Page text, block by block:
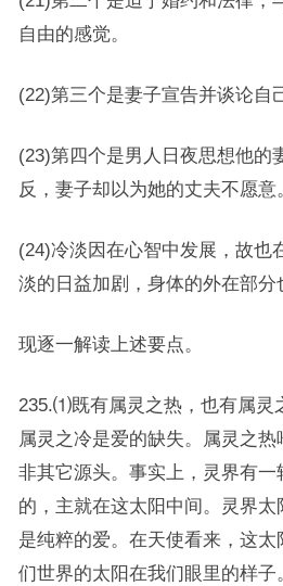
自由的感觉。
(22)第三个是妻子宣告并谈论自
(23)第四个是男人日夜思想他的
反，妻子却以为她的丈夫不愿意
(24)冷淡因在心智中发展，故也
淡的日益加剧，身体的外在部分
现逐一解读上述要点。
235.⑴既有属灵之热，也有属灵
属灵之冷是爱的缺失。属灵之
非其它源头。事实上，灵界有一
的，主就在这太阳中间。灵界
是纯粹的爱。在天使看来，这
们世界的太阳在我们眼里的样